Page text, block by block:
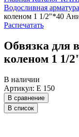
Водосливная арматура
коленом 1 1/2"*40
Распечатать
Обвязка для
коленом 1 1/
В наличии
Артикул: Е 150
В сравнение
В список